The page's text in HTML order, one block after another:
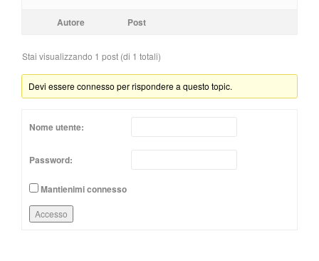
Autore Post
Stai visualizzando 1 post (di 1 totali)
Devi essere connesso per rispondere a questo topic.
Nome utente:
Password:
Mantienimi connesso
Accesso